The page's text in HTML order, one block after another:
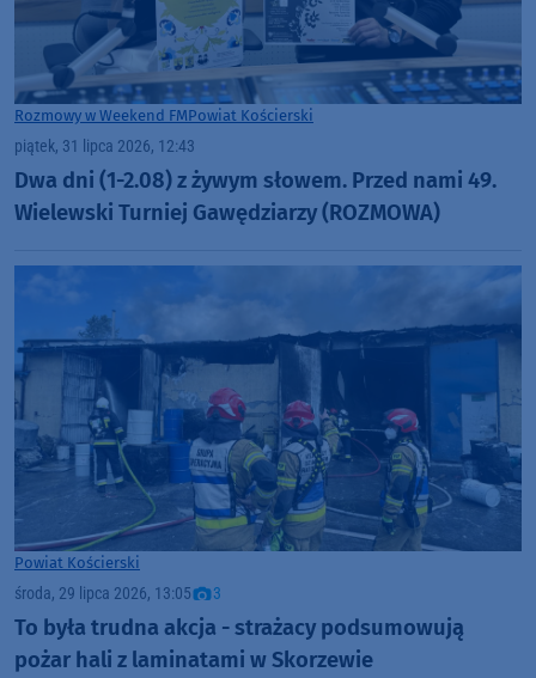
Rozmowy w Weekend FMPowiat Kościerski
piątek, 31 lipca 2026, 12:43
Dwa dni (1-2.08) z żywym słowem. Przed nami 49.
Wielewski Turniej Gawędziarzy (ROZMOWA)
Powiat Kościerski
środa, 29 lipca 2026, 13:05 3
To była trudna akcja - strażacy podsumowują
pożar hali z laminatami w Skorzewie